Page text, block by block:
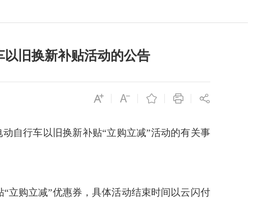
旧换新补贴活动的公告
自行车以旧换新补贴“立购立减”活动的有关事
购立减”优惠券，具体活动结束时间以云闪付